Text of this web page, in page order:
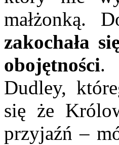
małżonką.
zakochała
obojętności.
Dudley,
się że
przyjaźń –